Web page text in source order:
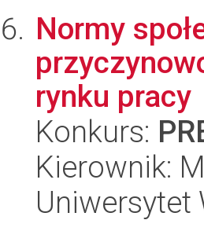
Normy
rynku pracy
Konkurs:
Kierownik:
Uniwersytet